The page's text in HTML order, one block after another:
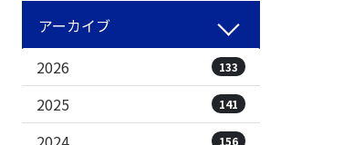
アーカイブ
2026
133
2025 141
156